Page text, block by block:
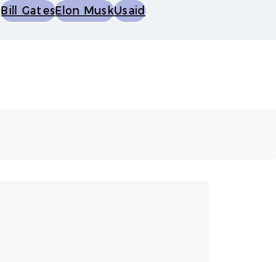
Bill GatesElon MuskUsaid